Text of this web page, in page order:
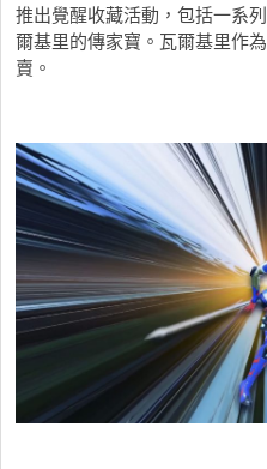
推出覺醒收藏活動，包括一系
爾基里的傳家寶。瓦爾基里作
賣。